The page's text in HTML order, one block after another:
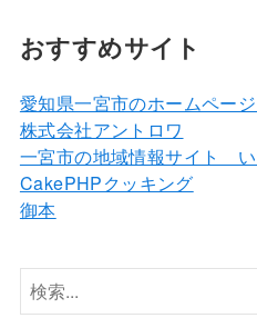
おすすめサイト
愛知県一宮市のホームペー
株式会社アントロワ
一宮市の地域情報サイト い
CakePHPクッキング
御本